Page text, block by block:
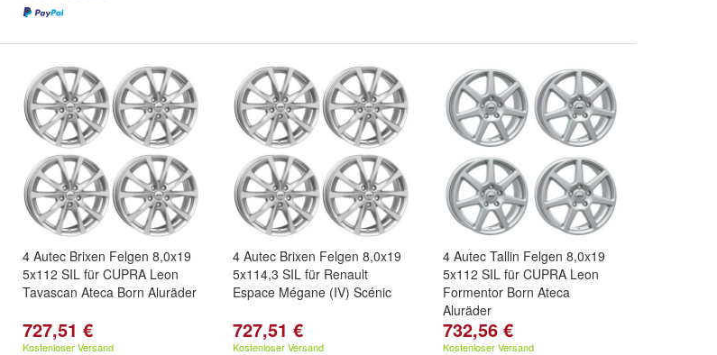
4 Autec Brixen Felgen 8,0x19
5x112 SIL für CUPRA Leon
Tavascan Ateca Born Aluräder
727,51 €
Kostenloser Versand
4 Autec Brixen Felgen 8,0x19
5x114,3 SIL für Renault
Espace Mégane (IV) Scénic
727,51 €
Kostenloser Versand
4 Autec Tallin Felgen 8,0x19
5x112 SIL für CUPRA Leon
Formentor Born Ateca
Aluräder
732,56 €
Kostenloser Versand